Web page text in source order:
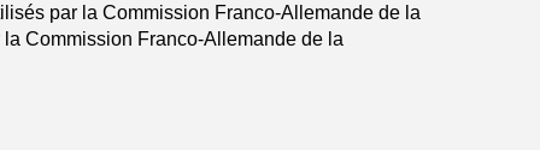
par la Commission Franco-Allemande de la
Commission Franco-Allemande de la